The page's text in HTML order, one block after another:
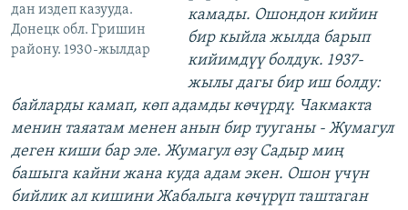
дан издеп казууда.
Донецк обл. Гришин
району. 1930-жылдар
камады. Ошондон кийин
бир кыйла жылда барып
кийимдүү болдук. 1937-
жылы дагы бир иш болду:
байларды камап, көп адамды көчүрдү. Чакмакта
менин таяатам менен анын бир тууганы - Жумагул
деген киши бар эле. Жумагул өзү Садыр миң
башыга кайни жана куда адам экен. Ошон үчүн
бийлик ал кишини Жабалыга көчүрүп таштаган